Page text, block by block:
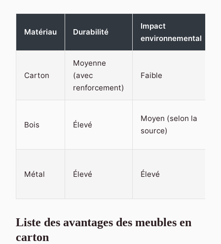
Matériau Durabilité
Impact
environnemental
Carton
Moyenne
(avec
renforcement)
Faible
Bois Élevé
Moyen (selon la
source)
Métal Élevé Élevé
Liste des avantages des meubles en
carton